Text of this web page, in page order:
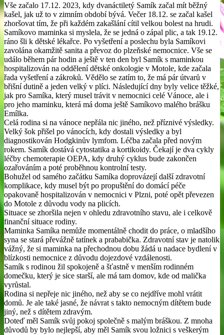
Vše začalo 17.12. 2023, kdy dvanáctiletý Samík začal mít běžný
kašel, jak už to v zimním období bývá. Večer 18.12. se začal kašel
zhoršovat tím, že při každém zakašlání cítil velkou bolest na hrudi.
Samíkovo maminka si myslela, že se jedná o zápal plic, a tak 19.12.
ráno šli k dětské lékařce. Po vyšetření a poslechu byla Samíkovi
zavolána okamžitě sanita a převoz do plzeňské nemocnice. Vše se
událo během pár hodin a ještě v ten den byl Samík s maminkou
hospitalizován na oddělení dětské onkologie v Motole, kde začala
řada vyšetření a zákroků. Vědělo se zatím to, že má pár útvarů v
břišní dutině a jeden velký v plíci. Následující dny byly velice těžké,
jak pro Samíka, který musel trávit v nemocnici celé Vánoce, ale i
pro jeho maminku, která má doma ještě Samíkovo malého brášku
Emílka.
Celá rodina si na vánoce nepřála nic jiného, než příznivé výsledky.
Velký šok přišel po vánocích, kdy dostali výsledky a byl
diagnostikován Hodgkinův lymfom. Léčba začala před novým
rokem. Samík dostává cytostatika a kortikoidy. Čekají je dva cykly
léčby chemoterapie OEPA, kdy druhý cyklus bude zakončen
ozařováním a poté proběhnou kontrolní testy.
Bohužel od samého začátku Samíka doprovázejí další zdravotní
komplikace, kdy musel být po propuštění do domácí péče
opakovaně hospitalizován v nemocnici v Plzni, poté opět převezen
do Motole z důvodu vody na plicích.
Situace se zhoršila nejen v ohledu zdravotního stavu, ale i celkově
finanční situace rodiny.
Maminka Samíka nemůže momentálně chodit do práce, o mladšího
syna se stará převážně tatínek a prababička. Zdravotní stav je natolik
vážný, že si maminka na přechodnou dobu žádá u nadace bydlení v
blízkosti nemocnice z důvodu dojezdové vzdálenosti.
Samík s rodinou žil spokojeně a šťastně v menším rodinném
domečku, který je sice starší, ale má tam domov, kde od malička
vyrůstal.
Rodina si nepřeje nic jiného, než aby se co nejdříve mohl vrátit
domů. Je ale také jasné, že návrat s takto nemocným dítětem bude
jiný, než s dítětem zdravým.
Doteď měl Samík svůj pokoj společně s malým bráškou. Z mnoha
důvodů by bylo nejlepší, aby měl Samík svou ložnici s veškerým